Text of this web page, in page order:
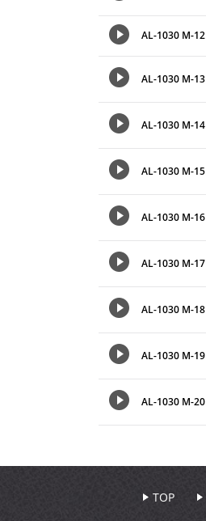
AL-1030 M-12
AL-1030 M-13
AL-1030 M-14
AL-1030 M-15
AL-1030 M-16
AL-1030 M-17
AL-1030 M-18
AL-1030 M-19
AL-1030 M-20
TOP